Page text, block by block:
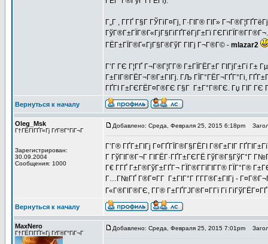
Г„Г , Г­ГҐ Г§Г ГЎГіГ¤Гј, Г·ГІГ® ГІГ»
ГўГ®Г±ГЇГ®Г«ГјГ§ГіГҐГёГјГ±Гї
ГЁГ±ГЇГ®Г«ГјГ§Г®ГўГ ГІГј Г¬Г®Г© - mlazar2
Г’Г ГЄ Г¦ГҐ Г¬Г®Г¦Г­Г® Г±ГЇГЁГ±Г ГІГјГ±Гї
Г±ГІГ®ГЁГ¬Г®Г±ГІГј. ГЉ ГЇГ°ГЁГ¬ГҐГ°Гі,
ГҐГІ Г±ГЄГЁГ¤Г®ГЄ Г§Г Г±Г°Г®ГЄ. Гџ ГІГ ГЄ
Вернуться к началу
Oleg_Msk
Г†ГЁГІГҐГ«Гј ГґГ®Г°ГіГ¬Г
Зарегистрирован:
30.09.2004
Сообщения: 1000
Добавлено: Среда, Февраля 25, 2015 6:18pm
Г’Г® ГҐГ±ГІГј Г¤ГҐГЇГ®Г§ГЁГІ Г®Г±ГІГ
Г ГўГІГ®Г¬Г ГІГЁГ·ГҐГ±ГЄГЁ ГўГ®Г§ГўГ°Г
Г€ Г­ГҐ Г±Г®ГўГ±ГҐГ¬ ГЇГ®Г­ГїГІГ­Г® ГЇГ°Г®
Г…Г№ГҐ Г®Г¤Г­Г Г±ГІГ°Г Г­Г­Г®Г±ГІГј -
Г«Г®ГІГ®ГЄ, Г­Г® Г±ГҐГЈГ®Г¤Г­Гї Гї
Вернуться к началу
MaxNero
Г†ГЁГІГҐГ«Гј ГґГ®Г°ГіГ¬Г
Добавлено: Среда, Февраля 25, 2015 7:01pm